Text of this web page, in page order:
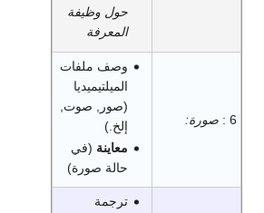
حول وظيفة
المعرفة
6 : صورة:
وصف ملفات
الميلتيميديا
(صور, صوت,
إلخ.)
معاينة (في
حالة صورة)
ترجمة